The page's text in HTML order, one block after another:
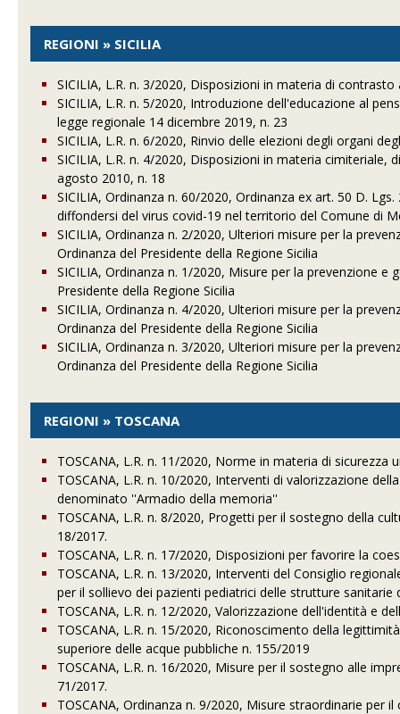
REGIONI » SICILIA
SICILIA, L.R. n. 3/2020, Disposizioni in materia di
SICILIA, L.R. n. 5/2020, Introduzione dell'educazione al
legge regionale 14 dicembre 2019, n. 23
SICILIA, L.R. n. 6/2020, Rinvio delle elezioni degli organi
SICILIA, L.R. n. 4/2020, Disposizioni in materia
agosto 2010, n. 18
SICILIA, Ordinanza n. 60/2020, Ordinanza ex art. 50 D.
diffondersi del virus covid-19 nel territorio del Comune di
SICILIA, Ordinanza n. 2/2020, Ulteriori misure per la
Ordinanza del Presidente della Regione Sicilia
SICILIA, Ordinanza n. 1/2020, Misure per la prevenzione e
Presidente della Regione Sicilia
SICILIA, Ordinanza n. 4/2020, Ulteriori misure per la
Ordinanza del Presidente della Regione Sicilia
SICILIA, Ordinanza n. 3/2020, Ulteriori misure per la
Ordinanza del Presidente della Regione Sicilia
REGIONI » TOSCANA
TOSCANA, L.R. n. 11/2020, Norme in materia di
TOSCANA, L.R. n. 10/2020, Interventi di valorizzazione
denominato ''Armadio della memoria''
TOSCANA, L.R. n. 8/2020, Progetti per il sostegno della
18/2017.
TOSCANA, L.R. n. 17/2020, Disposizioni per favorire la
TOSCANA, L.R. n. 13/2020, Interventi del Consiglio
per il sollievo dei pazienti pediatrici delle strutture sanitarie
TOSCANA, L.R. n. 12/2020, Valorizzazione dell'identità e
TOSCANA, L.R. n. 15/2020, Riconoscimento della
superiore delle acque pubbliche n. 155/2019
TOSCANA, L.R. n. 16/2020, Misure per il sostegno alle
71/2017.
TOSCANA, Ordinanza n. 9/2020, Misure straordinarie